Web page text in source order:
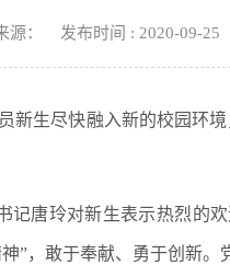
源： 发布时间 : 2020-09-25
生尽快融入新的校园环
唐玲对新生表示热烈的
”，敢于奉献、勇于创新